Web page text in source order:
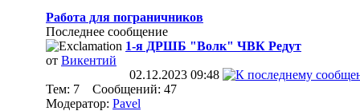
Работа для пограничников
Последнее сообщение
1-я ДРШБ "Волк" ЧВК Редут
от Викентий
02.12.2023 09:48
Тем: 7 Сообщений: 47
Модератор: Pavel